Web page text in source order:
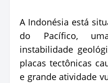
A Indonésia está
do Pacífico,
instabilidade
placas tectônicas
e grande atividade